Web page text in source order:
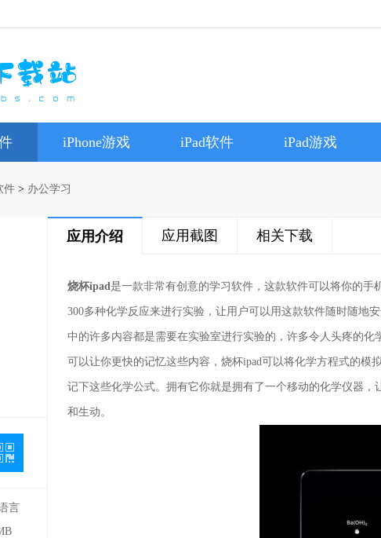
iPhone游戏 iPad软件 iPad游戏
件 > 办公学习
言
应用介绍 应用截图 相关下载
烧杯ipad是一款非常有创意的学习软件，这款软件可以将你的手
300多种化学反应来进行实验，让用户可以用这款软件随时随地
中的许多内容都是需要在实验室进行实验的，许多令人头疼的
可以让你更快的记忆这些内容，烧杯ipad可以将化学方程式的
记下这些化学公式。拥有它你就是拥有了一个移动的化学仪器
和生动。